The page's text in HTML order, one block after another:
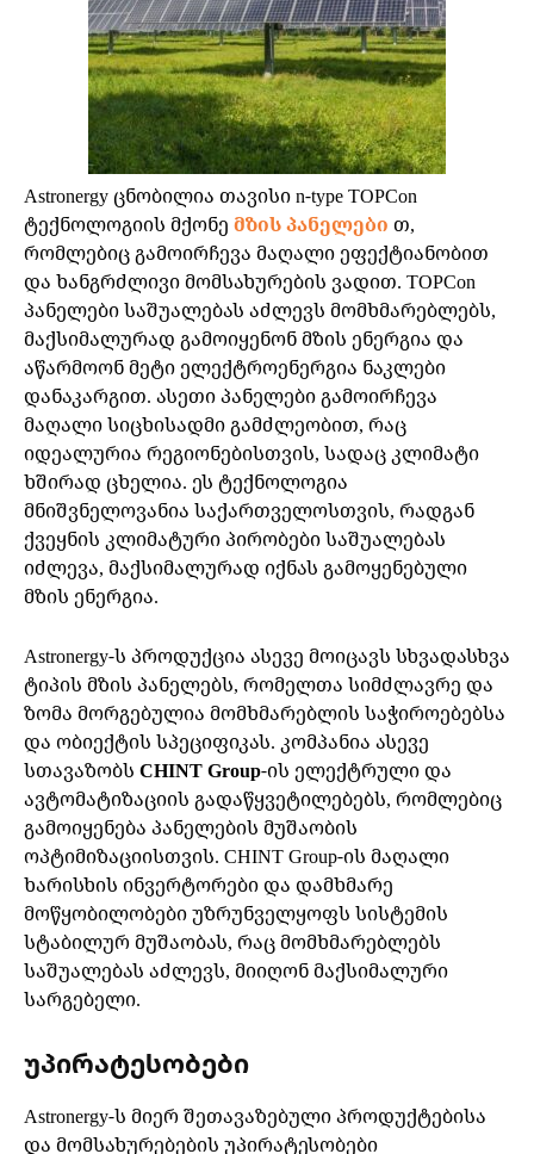
Astronergy ცნობილია თავისი n-type TOPCon
ტექნოლოგიის მქონე მზის პანელები თ,
რომლებიც გამოირჩევა მაღალი ეფექტიანობით
და ხანგრძლივი მომსახურების ვადით. TOPCon
პანელები საშუალებას აძლევს მომხმარებლებს,
მაქსიმალურად გამოიყენონ მზის ენერგია და
აწარმოონ მეტი ელექტროენერგია ნაკლები
დანაკარგით. ასეთი პანელები გამოირჩევა
მაღალი სიცხისადმი გამძლეობით, რაც
იდეალურია რეგიონებისთვის, სადაც კლიმატი
ხშირად ცხელია. ეს ტექნოლოგია
მნიშვნელოვანია საქართველოსთვის, რადგან
ქვეყნის კლიმატური პირობები საშუალებას
იძლევა, მაქსიმალურად იქნას გამოყენებული
მზის ენერგია.
Astronergy-ს პროდუქცია ასევე მოიცავს სხვადასხვა
ტიპის მზის პანელებს, რომელთა სიმძლავრე და
ზომა მორგებულია მომხმარებლის საჭიროებებსა
და ობიექტის სპეციფიკას. კომპანია ასევე
სთავაზობს CHINT Group-ის ელექტრული და
ავტომატიზაციის გადაწყვეტილებებს, რომლებიც
გამოიყენება პანელების მუშაობის
ოპტიმიზაციისთვის. CHINT Group-ის მაღალი
ხარისხის ინვერტორები და დამხმარე
მოწყობილობები უზრუნველყოფს სისტემის
სტაბილურ მუშაობას, რაც მომხმარებლებს
საშუალებას აძლევს, მიიღონ მაქსიმალური
სარგებელი.
უპირატესობები
Astronergy-ს მიერ შეთავაზებული პროდუქტებისა
და მომსახურებების უპირატესობები